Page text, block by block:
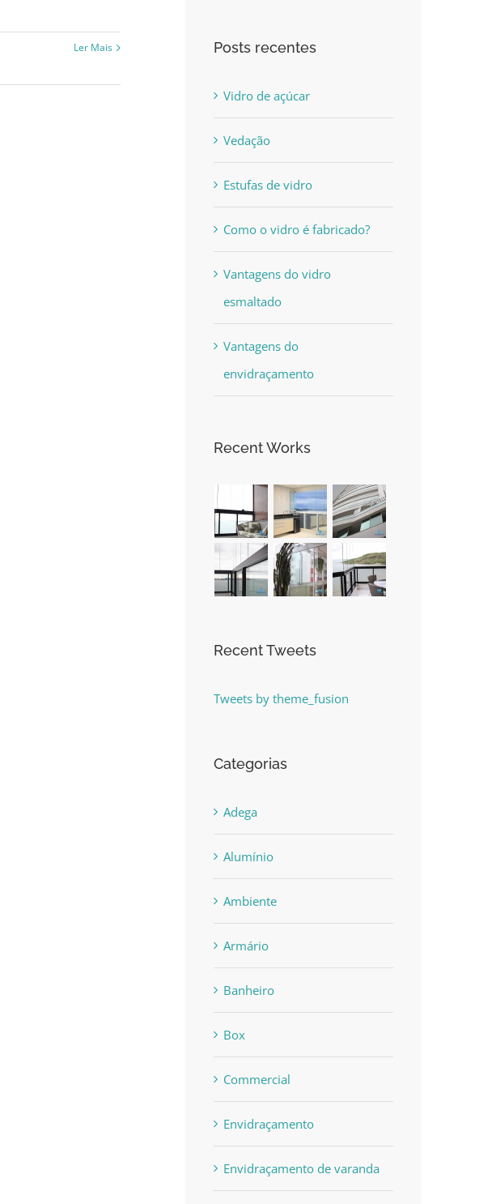
Ler Mais Posts recentes
Vidro de açúcar
Vedação
Estufas de vidro
Como o vidro é fabricado?
Vantagens do vidro
esmaltado
Vantagens do
envidraçamento
Recent Works
Recent Tweets
Tweets by theme_fusion
Categorias
Adega
Alumínio
Ambiente
Armário
Banheiro
Box
Commercial
Envidraçamento
Envidraçamento de varanda